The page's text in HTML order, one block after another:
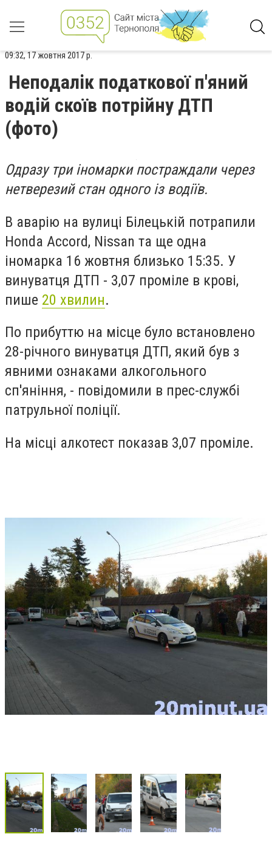
09:32, 17 жовтня 2017 р.
Неподалік податкової п'яний
водій скоїв потрійну ДТП
(фото)
Одразу три іномарки постраждали через
нетверезий стан одного із водіїв.
В аварію на вулиці Білецькій потрапили
Honda Accord, Nissan та ще одна
іномарка 16 жовтня близько 15:35. У
винуватця ДТП - 3,07 проміле в крові,
пише 20 хвилин.
По прибуттю на місце було встановлено
28-річного винуватця ДТП, який був з
явними ознаками алкогольного
сп'яніння, - повідомили в прес-службі
патрульної поліції.
На місці алкотест показав 3,07 проміле.